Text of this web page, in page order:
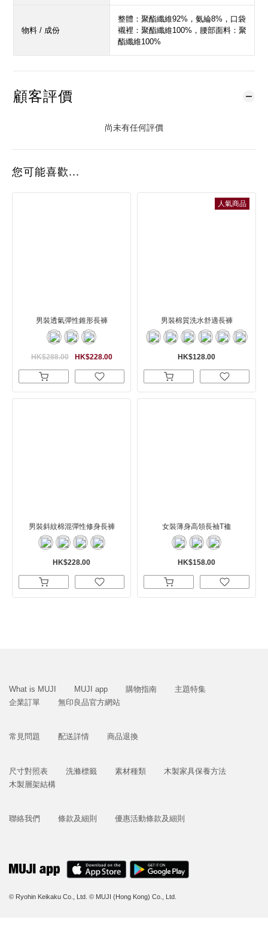
物料 / 成份
整體：聚酯纖維92%，氨綸8%，口袋
襯裡：聚酯纖維100%，腰部面料：聚
酯纖維100%
顧客評價
尚未有任何評價
您可能喜歡...
男裝透氣彈性錐形長褲
HK$228.00
HK$288.00
人氣商品
男裝棉質洗水舒適長褲
HK$128.00
男裝斜紋棉混彈性修身長褲
HK$228.00
女裝薄身高領長袖T裇
HK$158.00
What is MUJI MUJI app 購物指南
主題特集
企業訂單
無印良品官方網站
常見問題 配送詳情 商品退換
尺寸對照表 洗滌標籤 素材種類
木製家具保養方法
木製層架結構
聯絡我們 條款及細則 優惠活動條款及細則
© Ryohin Keikaku Co., Ltd. © MUJI (Hong Kong) Co., Ltd.